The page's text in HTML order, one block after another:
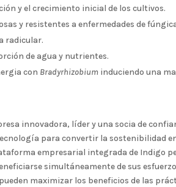
y el crecimiento inicial de los cultivos.
y resistentes a enfermedades de
radicular.
de agua y nutrientes.
con Bradyrhizobium induciendo una
innovadora, líder y una socia de
para convertir la sostenibilidad
empresarial integrada de Indigo
simultáneamente de sus
maximizar los beneficios de las